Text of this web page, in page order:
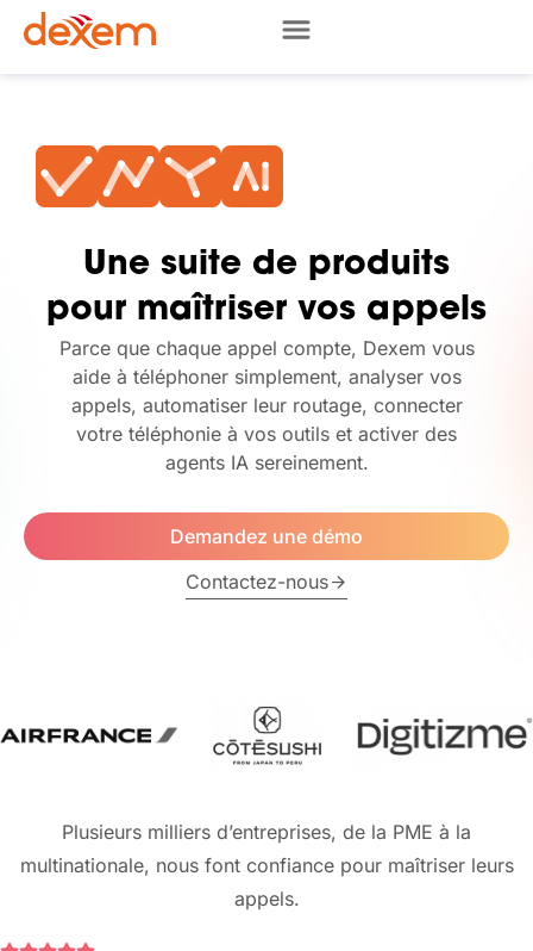
Une suite de produits
pour maîtriser vos appels
Parce que chaque appel compte, Dexem vous
aide à téléphoner simplement, analyser vos
appels, automatiser leur routage, connecter
votre téléphonie à vos outils et activer des
agents IA sereinement.
Demandez une démo
Contactez-nous
Plusieurs milliers d’entreprises, de la PME à la
multinationale, nous font confiance pour maîtriser leurs
appels.